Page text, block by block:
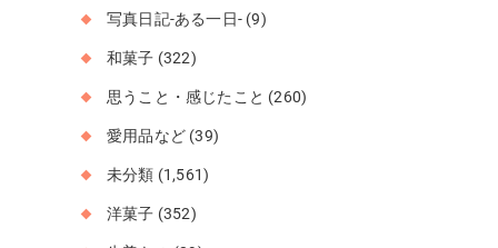
写真日記-ある一日- (9)
和菓子 (322)
思うこと・感じたこと (260)
愛用品など (39)
未分類 (1,561)
洋菓子 (352)